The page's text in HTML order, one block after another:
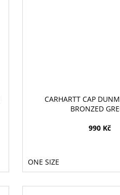
CARHARTT CAP
BRONZED
990 Kč
ONE SIZE